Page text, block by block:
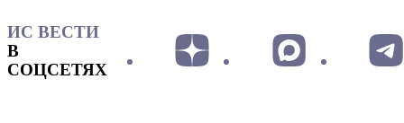
ИС ВЕСТИ
В
СОЦСЕТЯХ